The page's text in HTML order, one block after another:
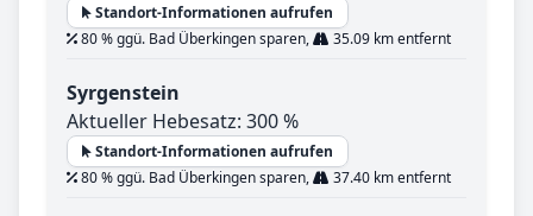
Standort-Informationen aufrufen
80 % ggü. Bad Überkingen sparen,
35.09 km entfernt
Syrgenstein
Aktueller Hebesatz: 300 %
Standort-Informationen aufrufen
80 % ggü. Bad Überkingen sparen,
37.40 km entfernt